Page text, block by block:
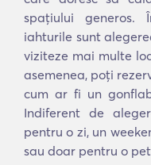
spațiului
iahturile sunt
viziteze mai multe
asemenea, poți
cum ar fi un
Indiferent de
pentru o zi, un
sau doar pentru o